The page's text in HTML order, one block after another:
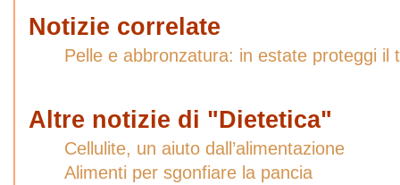
Notizie correlate
Pelle e abbronzatura: in estate proteggi il
Altre notizie di "Dietetica"
Cellulite, un aiuto dall’alimentazione
Alimenti per sgonfiare la pancia